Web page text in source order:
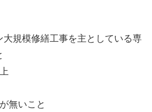
規模修繕工事を主としている専
無いこと